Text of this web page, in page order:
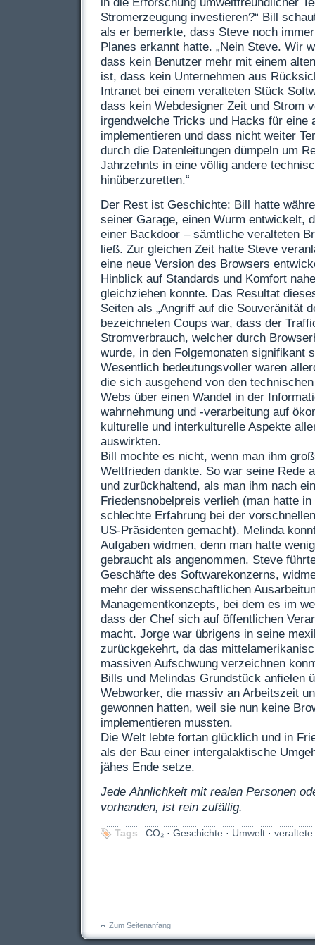
Stromerzeugung investieren?“ Bill
als er bemerkte, dass Steve noch
Planes erkannt hatte. „Nein Steve. Wir
dass kein Benutzer mehr mit einem
ist, dass kein Unternehmen aus
Intranet bei einem veralteten Stück
dass kein Webdesigner Zeit und Strom
irgendwelche Tricks und Hacks für eine
implementieren und dass nicht weiter
durch die Datenleitungen dümpeln um
Jahrzehnts in eine völlig andere
hinüberzuretten.“
Der Rest ist Geschichte: Bill hatte
seiner Garage, einen Wurm entwickelt,
einer Backdoor – sämtliche veralteten
ließ. Zur gleichen Zeit hatte Steve
eine neue Version des Browsers
Hinblick auf Standards und Komfort
gleichziehen konnte. Das Resultat
Seiten als „Angriff auf die Souveränität
bezeichneten Coups war, dass der
Stromverbrauch, welcher durch
wurde, in den Folgemonaten signifikant
Wesentlich bedeutungsvoller waren
die sich ausgehend von den
Webs über einen Wandel in der
wahrnehmung und -verarbeitung auf
kulturelle und interkulturelle Aspekte
auswirkten.
Bill mochte es nicht, wenn man ihm
Weltfrieden dankte. So war seine Rede
und zurückhaltend, als man ihm nach
Friedensnobelpreis verlieh (man hatte in
schlechte Erfahrung bei der
US-Präsidenten gemacht). Melinda
Aufgaben widmen, denn man hatte
gebraucht als angenommen. Steve
Geschäfte des Softwarekonzerns,
mehr der wissenschaftlichen
Managementkonzepts, bei dem es im
dass der Chef sich auf öffentlichen
macht. Jorge war übrigens in seine
zurückgekehrt, da das
massiven Aufschwung verzeichnen
Bills und Melindas Grundstück anfielen
Webworker, die massiv an Arbeitszeit
gewonnen hatten, weil sie nun keine
implementieren mussten.
Die Welt lebte fortan glücklich und in
als der Bau einer intergalaktische
jähes Ende setze.
Jede Ähnlichkeit mit realen Personen
vorhanden, ist rein zufällig.
Tags CO₂ ·Geschichte · Umwelt ·
Zum Seitenanfang